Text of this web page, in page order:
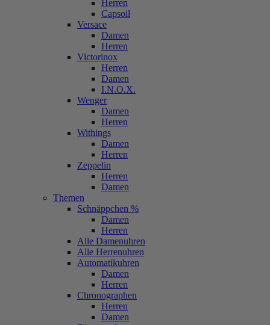
Herren
Capsoil
Versace
Damen
Herren
Victorinox
Herren
Damen
I.N.O.X.
Wenger
Damen
Herren
Withings
Damen
Herren
Zeppelin
Herren
Damen
Themen
Schnäppchen %
Damen
Herren
Alle Damenuhren
Alle Herrenuhren
Automatikuhren
Damen
Herren
Chronographen
Herren
Damen